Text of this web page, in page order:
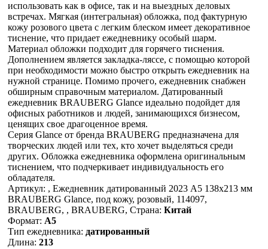
использовать как в офисе, так и на выездных деловых
встречах. Мягкая (интегральная) обложка, под фактурную
кожу розового цвета с легким блеском имеет декоративное
тиснение, что придает ежедневнику особый шарм.
Материал обложки подходит для горячего тиснения.
Дополнением является закладка-ляссе, с помощью которой
при необходимости можно быстро открыть ежедневник на
нужной странице. Помимо прочего, ежедневник снабжен
обширным справочным материалом. Датированный
ежедневник BRAUBERG Glance идеально подойдет для
офисных работников и людей, занимающихся бизнесом,
ценящих свое драгоценное время.
Серия Glance от бренда BRAUBERG предназначена для
творческих людей или тех, кто хочет выделяться среди
других. Обложка ежедневника оформлена оригинальным
тиснением, что подчеркивает индивидуальность его
обладателя.
Артикул: , Ежедневник датированный 2023 А5 138x213 мм
BRAUBERG Glance, под кожу, розовый, 114097,
BRAUBERG, , BRAUBERG, Страна: Китай
Формат: А5
Тип ежедневника: датированный
Длина: 213